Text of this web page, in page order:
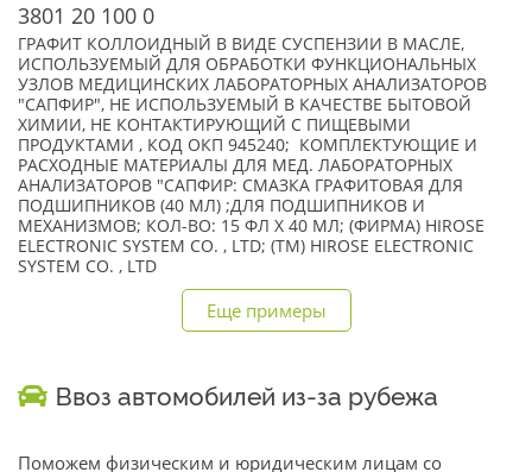
3801 20 100 0
ГРАФИТ КОЛЛОИДНЫЙ В ВИДЕ СУСПЕНЗИИ В МАСЛЕ,
ИСПОЛЬЗУЕМЫЙ ДЛЯ ОБРАБОТКИ ФУНКЦИОНАЛЬНЫХ
УЗЛОВ МЕДИЦИНСКИХ ЛАБОРАТОРНЫХ АНАЛИЗАТОРОВ
"САПФИР", НЕ ИСПОЛЬЗУЕМЫЙ В КАЧЕСТВЕ БЫТОВОЙ
ХИМИИ, НЕ КОНТАКТИРУЮЩИЙ С ПИЩЕВЫМИ
ПРОДУКТАМИ , КОД ОКП 945240; КОМПЛЕКТУЮЩИЕ И
РАСХОДНЫЕ МАТЕРИАЛЫ ДЛЯ МЕД. ЛАБОРАТОРНЫХ
АНАЛИЗАТОРОВ "САПФИР: СМАЗКА ГРАФИТОВАЯ ДЛЯ
ПОДШИПНИКОВ (40 МЛ) ;ДЛЯ ПОДШИПНИКОВ И
МЕХАНИЗМОВ; КОЛ-ВО: 15 ФЛ Х 40 МЛ; (ФИРМА) HIROSE
ELECTRONIC SYSTEM CO. , LTD; (TM) HIROSE ELECTRONIC
SYSTEM CO. , LTD
Еще примеры
Ввоз автомобилей из-за рубежа
Поможем физическим и юридическим лицам со